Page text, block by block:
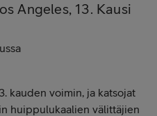
Angeles, 13. Kausi
kauden voimin, ja katsojat
huippulukaalien välittäjien